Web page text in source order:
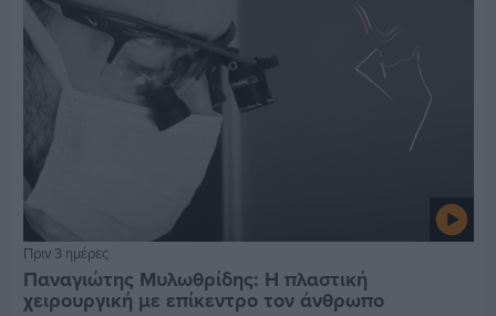
Πριν 3 ημέρες
Παναγιώτης Μυλωθρίδης: Η πλαστική
χειρουργική με επίκεντρο τον άνθρωπο